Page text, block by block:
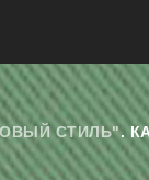
СТИЛЬ".